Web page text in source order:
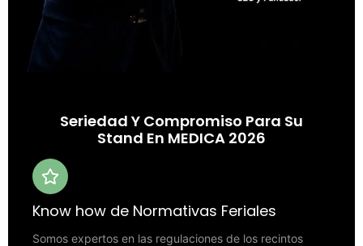
Seriedad Y Compromiso Para Su
Stand En MEDICA 2026
Know how de Normativas Feriales
Somos expertos en las regulaciones de los recintos